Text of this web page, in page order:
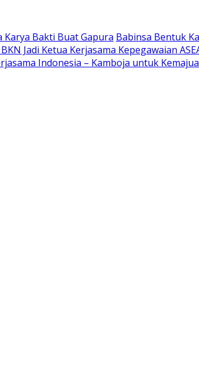
Karya Bakti Buat Gapura Babinsa Bentuk
Jadi Ketua Kerjasama Kepegawaian
Indonesia – Kamboja untuk